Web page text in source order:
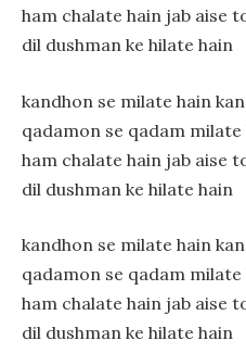
ham chalate hain jab aise
dil dushman ke hilate hain
kandhon se milate hain
qadamon se qadam milate
ham chalate hain jab aise
dil dushman ke hilate hain
kandhon se milate hain
qadamon se qadam milate
ham chalate hain jab aise
dil dushman ke hilate hain